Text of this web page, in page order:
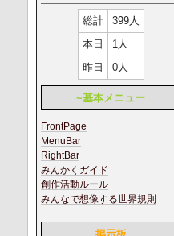
総計
399人
本日
1人
昨日
0人
~基本メニュー
FrontPage
MenuBar
RightBar
みんかくガイド
創作活動ルール
みんなで想像する世界規則